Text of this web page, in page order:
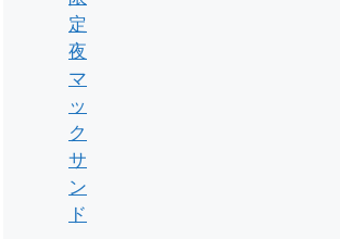
定
夜
マ
ッ
ク
サ
ン
ド